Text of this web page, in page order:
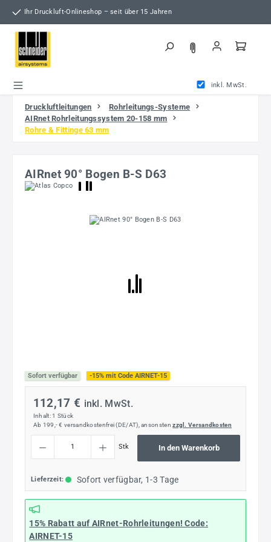
Zum Hauptinhalt springen
Ihr Druckluft-Onlineshop – seit über 15 Jahren
inkl. MwSt.
Druckluftleitungen
Rohrleitungs-Systeme
AIRnet Rohrleitungssystem 20-158 mm
Rohre & Fittinge 63 mm
AIRnet 90° Bogen B-S D63
Bildergalerie überspringen
Sofort verfügbar -15% mit Code AIRNET-15
112,17 € inkl. MwSt.
Inhalt: 1 Stück
Ab 199,- € versandkostenfrei (DE/AT), ansonstenzzgl. Versandkosten
Stk In den Warenkorb
Lieferzeit: Sofort verfügbar, 1-3 Tage
15% Rabatt auf AIRnet-Rohrleitungen! Code:
AIRNET-15